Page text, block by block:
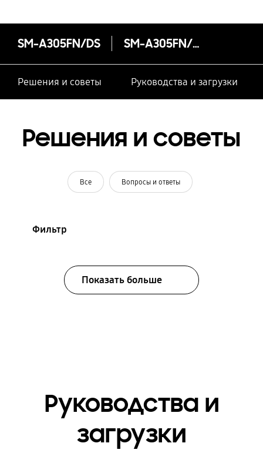
SM-A305FN/DS SM-A305FN/DS
Решения и советы Руководства и загрузки
Решения и советы
Все Вопросы и ответы
Фильтр
Показать больше
Руководства и
загрузки